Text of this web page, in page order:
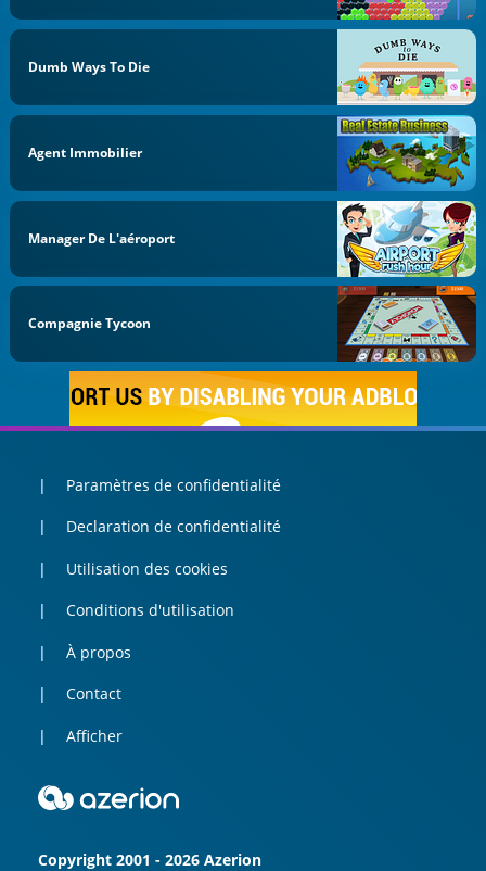
Dumb Ways To Die
Agent Immobilier
Manager De L'aéroport
Compagnie Tycoon
Paramètres de confidentialité
Declaration de confidentialité
Utilisation des cookies
Conditions d'utilisation
À propos
Contact
Afficher
Copyright 2001 - 2026 Azerion